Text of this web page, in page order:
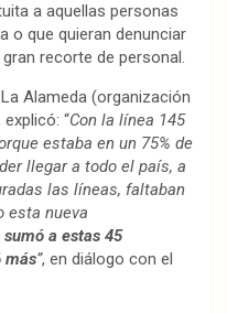
a aquellas personas
o que quieran denunciar
recorte de personal.
Alameda (organización
“Con la línea 145
estaba en un 75% de
llegar a todo el país, a
las líneas, faltaban
esta nueva
a estas 45
más”, en diálogo con el